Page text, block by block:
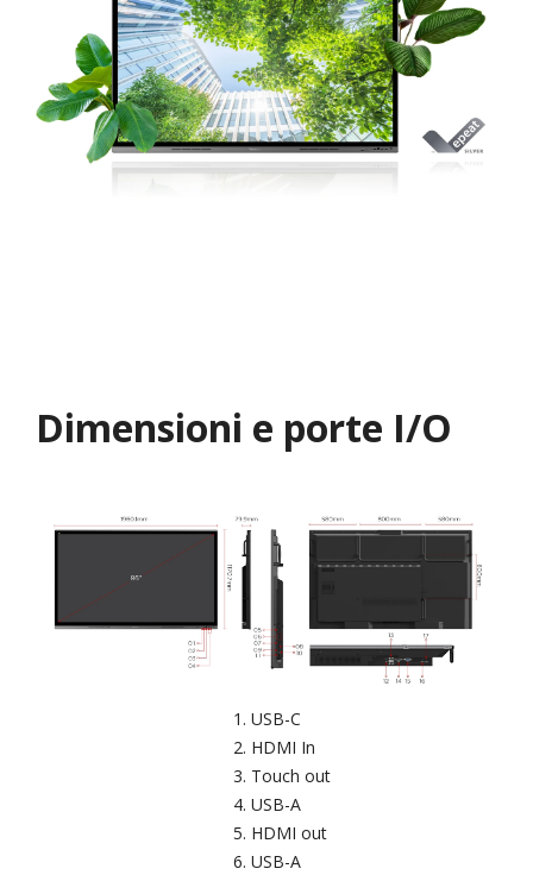
Dimensioni e porte I/O
USB-C​
HDMI In
Touch out​
USB-A
HDMI out
USB-A​